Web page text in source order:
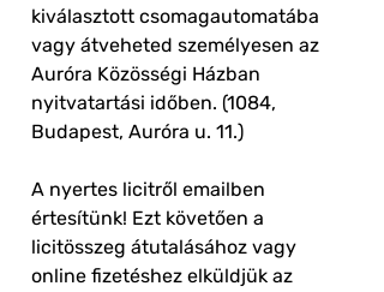
kiválasztott csomagautomatába
vagy átveheted személyesen az
Auróra Közösségi Házban
nyitvatartási időben. (1084,
Budapest, Auróra u. 11.)
A nyertes licitről emailben
értesítünk! Ezt követően a
licitösszeg átutalásához vagy
online fizetéshez elküldjük az